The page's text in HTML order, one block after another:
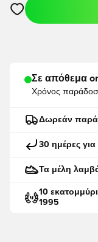
Ανοίγει ένα Modal
Σε απόθεμα
Χρόνος
Δωρεάν
30 ημέρες
Τα μέλη
10
1995